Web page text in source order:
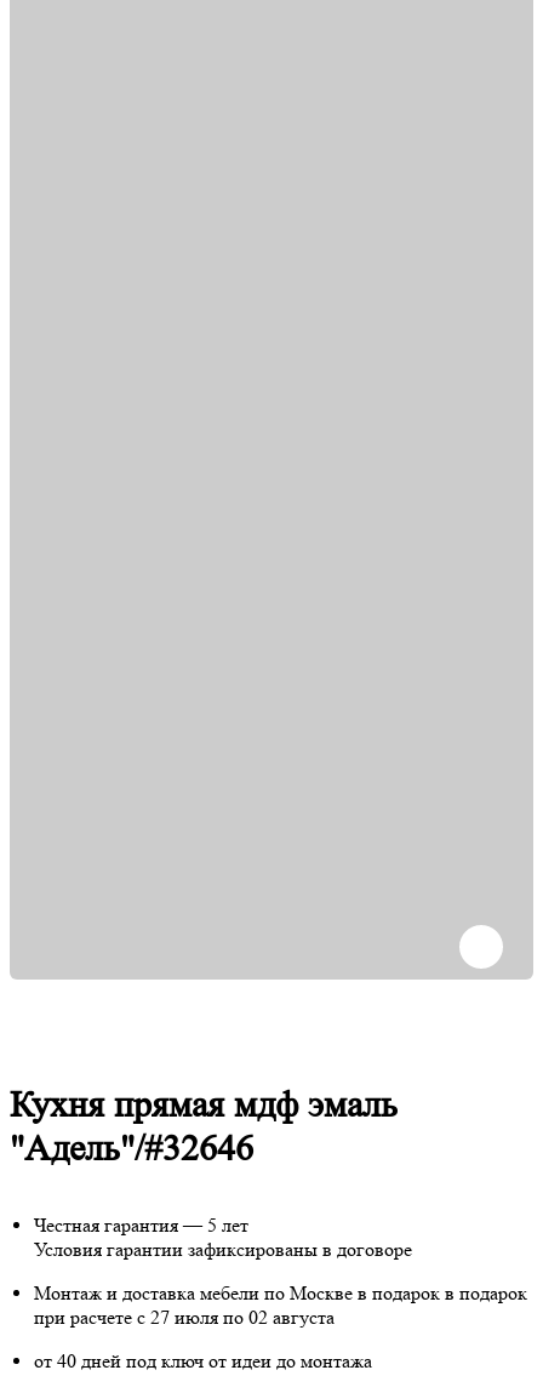
Кухня прямая мдф эмаль
"Адель"/#32646
Честная гарантия — 5 лет
Условия гарантии зафиксированы в договоре
Монтаж и доставка мебели по Москве в подарок в подарок
при расчете с 27 июля по 02 августа
от 40 дней под ключ от идеи до монтажа